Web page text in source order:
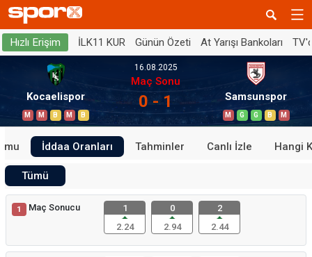
Hızlı Erişim İLK11 KUR Günün Özeti At Yarışı Bankoları
Kocaelispor
M M B M B
16.08.2025
Maç Sonu
0 - 1 Samsunspor
M G G B M
İddaa Oranları Tahminler Canlı İzle Hangi
Tümü
1 Maç Sonucu
1
2.24
0
2.94
2
2.44